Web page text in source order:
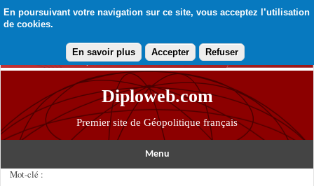
En poursuivant votre navigation sur ce site, vous acceptez l’utilisation
de cookies.
En savoir plus Accepter Refuser
Diploweb.com
Premier site de Géopolitique français
Menu
Mot-clé :